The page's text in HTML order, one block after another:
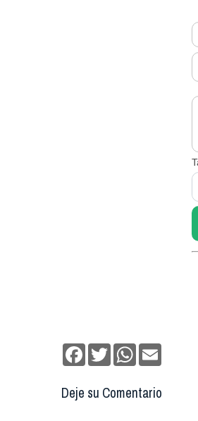
Facebook
TwitterWhatsApp
Deje su Comentario